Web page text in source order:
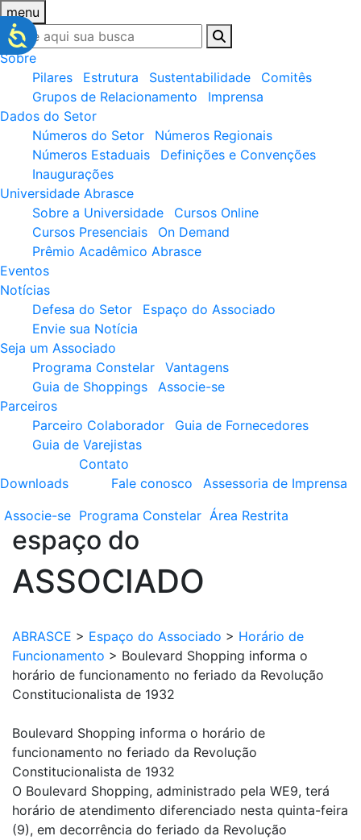
menu
Sobre
Pilares
Estrutura Sustentabilidade
Comitês
Grupos de Relacionamento
Imprensa
Dados do Setor
Números do Setor
Números Regionais
Números Estaduais
Definições e Convenções
Inaugurações
Universidade Abrasce
Sobre a Universidade
Cursos Online
Cursos Presenciais
On Demand
Prêmio Acadêmico Abrasce
Eventos
Notícias
Defesa do Setor
Espaço do Associado
Envie sua Notícia
Seja um Associado
Programa Constelar
Vantagens
Guia de Shoppings
Associe-se
Parceiros
Parceiro Colaborador
Guia de Fornecedores
Guia de Varejistas
Downloads
Contato
Fale conosco
Assessoria de Imprensa
Associe-se Programa Constelar Área Restrita
espaço do
ASSOCIADO
ABRASCE > Espaço do Associado > Horário de
Funcionamento > Boulevard Shopping informa o
horário de funcionamento no feriado da Revolução
Constitucionalista de 1932
Boulevard Shopping informa o horário de
funcionamento no feriado da Revolução
Constitucionalista de 1932
O Boulevard Shopping, administrado pela WE9, terá
horário de atendimento diferenciado nesta quinta-feira
(9), em decorrência do feriado da Revolução